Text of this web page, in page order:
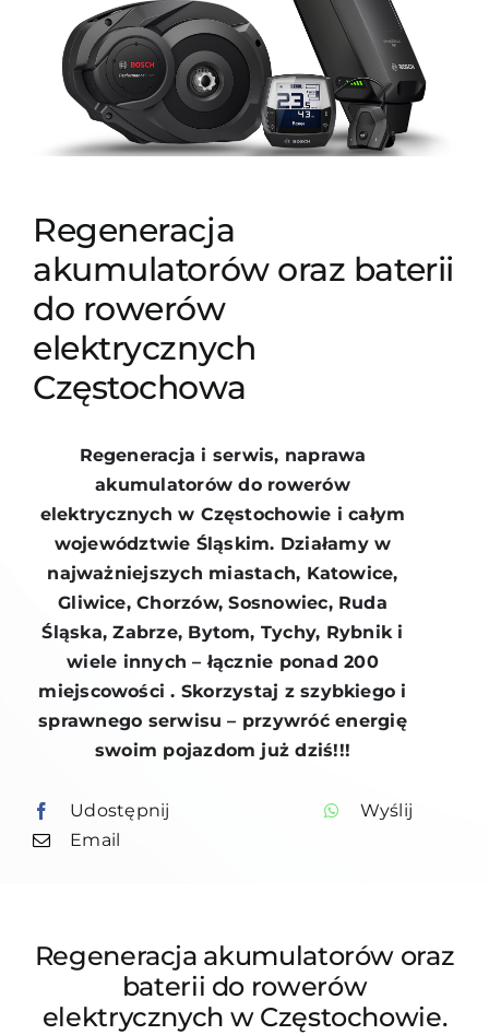
Regeneracja
akumulatorów oraz baterii
do rowerów
elektrycznych
Częstochowa
Regeneracja i serwis, naprawa
akumulatorów do rowerów
elektrycznych w Częstochowie i całym
województwie Śląskim. Działamy w
najważniejszych miastach, Katowice,
Gliwice, Chorzów, Sosnowiec, Ruda
Śląska, Zabrze, Bytom, Tychy, Rybnik i
wiele innych – łącznie ponad 200
miejscowości . Skorzystaj z szybkiego i
sprawnego serwisu – przywróć energię
swoim pojazdom już dziś!!!
Udostępnij
Wyślij
Email
Regeneracja akumulatorów oraz
baterii do rowerów
elektrycznych w Częstochowie.